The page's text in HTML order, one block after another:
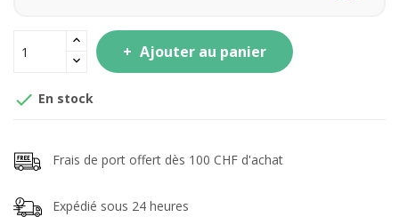
Ajouter au panier
 En stock
Frais de port offert dès 100 CHF d'achat
Expédié sous 24 heures